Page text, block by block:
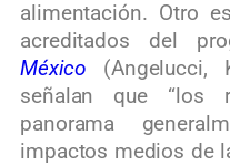
alimentación. Otro
acreditados del
México (Angelucci,
señalan que “los
panorama
impactos medios de